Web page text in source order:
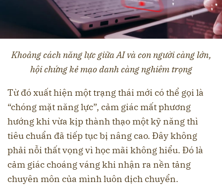
Khoảng cách năng lực giữa AI và con người càng lớn,
hội chứng kẻ mạo danh càng nghiêm trọng
Từ đó xuất hiện một trạng thái mới có thể gọi là
“chóng mặt năng lực”, cảm giác mất phương
hướng khi vừa kịp thành thạo một kỹ năng thì
tiêu chuẩn đã tiếp tục bị nâng cao. Đây không
phải nỗi thất vọng vì học mãi không hiểu. Đó là
cảm giác choáng váng khi nhận ra nền tảng
chuyên môn của mình luôn dịch chuyển.